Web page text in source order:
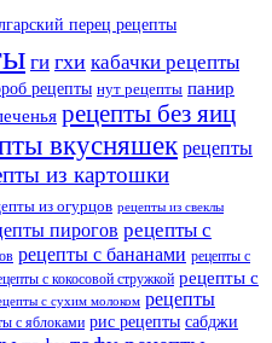
перец рецепты
ги гхи кабачки рецепты
рецепты нут рецепты панир
рецепты без яиц
вкусняшек рецепты
из картошки
из огурцов рецепты из свеклы
пирогов рецепты с
рецепты с бананами рецепты с
с кокосовой стружкой рецепты с
с сухим молоком рецепты
с яблоками рис рецепты сабджи